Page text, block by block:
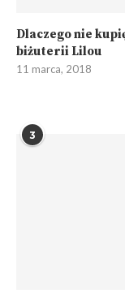
Dlaczego nie
biżuterii Lilou
11 marca, 2018
3